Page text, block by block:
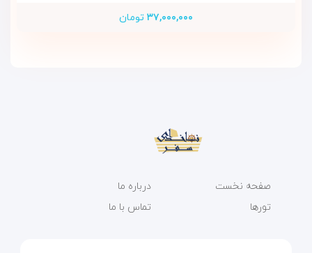
۳۷,۰۰۰,۰۰۰ تومان
صفحه نخست
تورها
درباره ما
تماس با ما